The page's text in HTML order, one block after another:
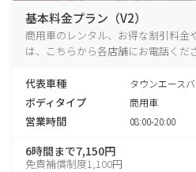
基本料金プラン（V2）
商用車のレンタル、お得な割引料金
は、こちらから各店舗にお電話くだ
代表車種 タウンエース
ボディタイプ 商用車
営業時間 08:00-20:00
6時間まで7,150円
免責補償制度1,100円